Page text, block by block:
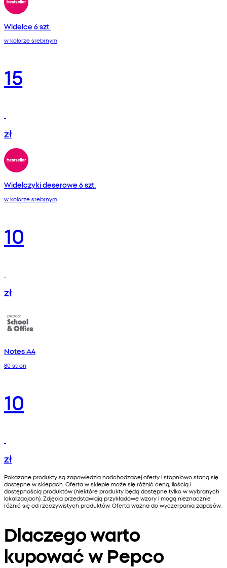
Widelce 6 szt.
w kolorze srebrnym
15
zł
Widelczyki deserowe 6 szt.
w kolorze srebrnym
10
zł
Notes A4
80 stron
10
zł
Pokazane produkty są zapowiedzią nadchodzącej oferty i stopniowo staną się
dostępne w sklepach. Oferta w sklepie może się różnić ceną, ilością i
dostępnością produktów (niektóre produkty będą dostępne tylko w wybranych
lokalizacjach). Zdjęcia przedstawiają przykładowe wzory i mogą nieznacznie
różnić się od rzeczywistych produktów. Oferta ważna do wyczerpania zapasów.
Dlaczego warto
kupować w Pepco